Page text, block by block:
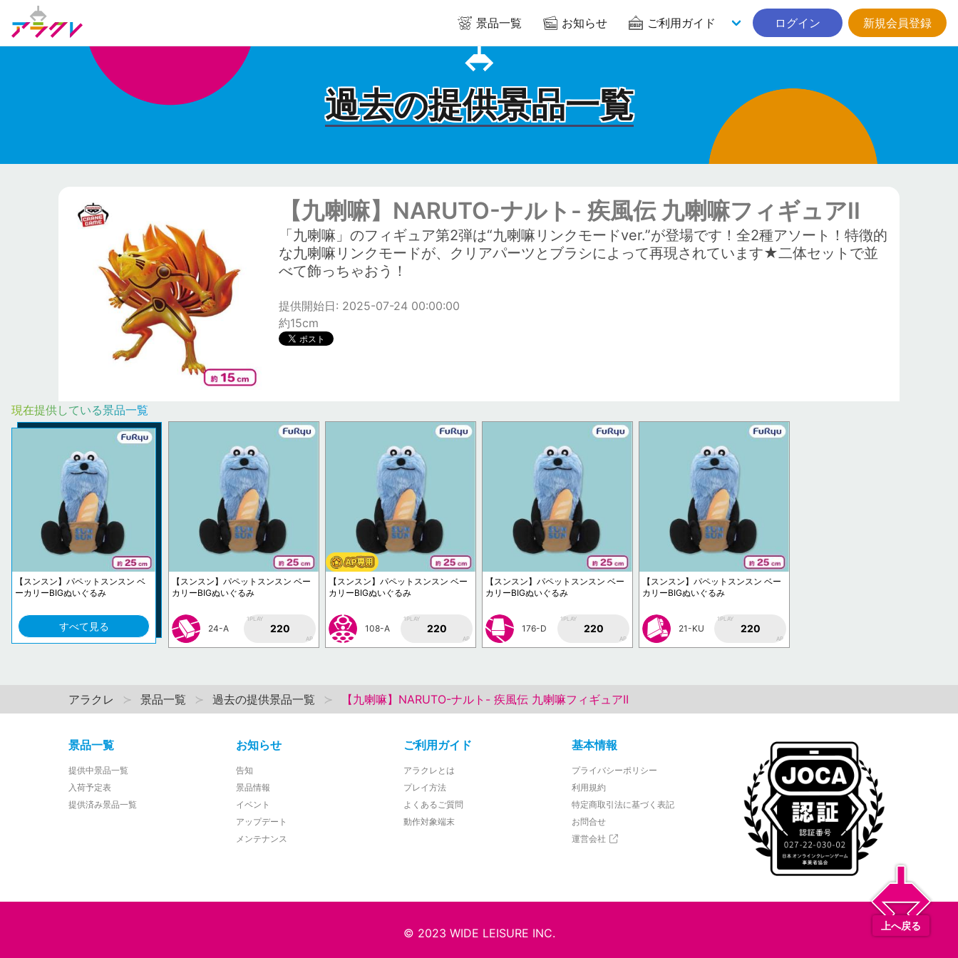
景品一覧 お知らせ ご利用ガイド ログイン 新規会員登録
過去の提供景品一覧
【九喇嘛】NARUTO-ナルト- 疾風伝 九喇嘛フィギュアII
「九喇嘛」のフィギュア第2弾は“九喇嘛リンクモードver.”が登場です！全2種アソート！特徴的
な九喇嘛リンクモードが、クリアパーツとブラシによって再現されています★二体セットで並
べて飾っちゃおう！
提供開始日: 2025-07-24 00:00:00
約15cm
現在提供している景品一覧
【スンスン】パペットスンスン ベ
ーカリーBIGぬいぐるみ
すべて見る
【スンスン】パペットスンスン ベー
カリーBIGぬいぐるみ
24-A
1PLAY
220
AP
【スンスン】パペットスンスン ベー
カリーBIGぬいぐるみ
108-A
1PLAY
220
AP
【スンスン】パペットスンスン ベー
カリーBIGぬいぐるみ
176-D
1PLAY
220
AP
【スンスン】パペットスンスン ベー
カリーBIGぬいぐるみ
21-KU
1PLAY
220
AP
アラクレ 景品一覧 過去の提供景品一覧 【九喇嘛】NARUTO-ナルト- 疾風伝 九喇嘛フィギュアII
景品一覧
提供中景品一覧
入荷予定表
提供済み景品一覧
お知らせ
告知
景品情報
イベント
アップデート
メンテナンス
ご利用ガイド
アラクレとは
プレイ方法
よくあるご質問
動作対象端末
基本情報
プライバシーポリシー
利用規約
特定商取引法に基づく表記
お問合せ
運営会社
© 2023 WIDE LEISURE INC.
上へ戻る